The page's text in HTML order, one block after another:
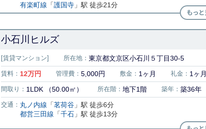
有楽町線 「護国寺 」駅 徒歩21分
小石川ヒルズ
[賃貸マンション] 所在地： 東京都文京区小石川５丁目30-5
賃料： 12万円 管理費： 5,000円 敷金： 1ヶ月 礼金： 1ヶ月
間取り： 1LDK （50.00㎡） 所在階： 地下1階 築年： 築36年
交通： 丸ノ内線 「茗荷谷 」駅 徒歩6分
都営三田線 「千石 」駅 徒歩13分